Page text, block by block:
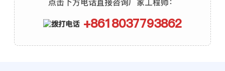
+8618037793862